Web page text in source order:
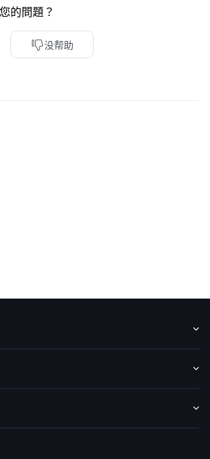
的問題？
没帮助